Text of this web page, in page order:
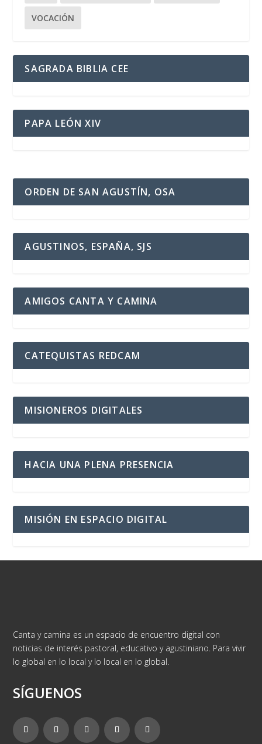
VOCACIÓN
SAGRADA BIBLIA CEE
PAPA LEÓN XIV
ORDEN DE SAN AGUSTÍN, OSA
AGUSTINOS, ESPAÑA, SJS
AMIGOS CANTA Y CAMINA
CATEQUISTAS REDCAM
MISIONEROS DIGITALES
HACIA UNA PLENA PRESENCIA
MISIÓN EN ESPACIO DIGITAL
Canta y camina es un espacio de encuentro digital con
noticias de interés pastoral, educativo y agustiniano. Para vivir
lo global en lo local y lo local en lo global.
SÍGUENOS